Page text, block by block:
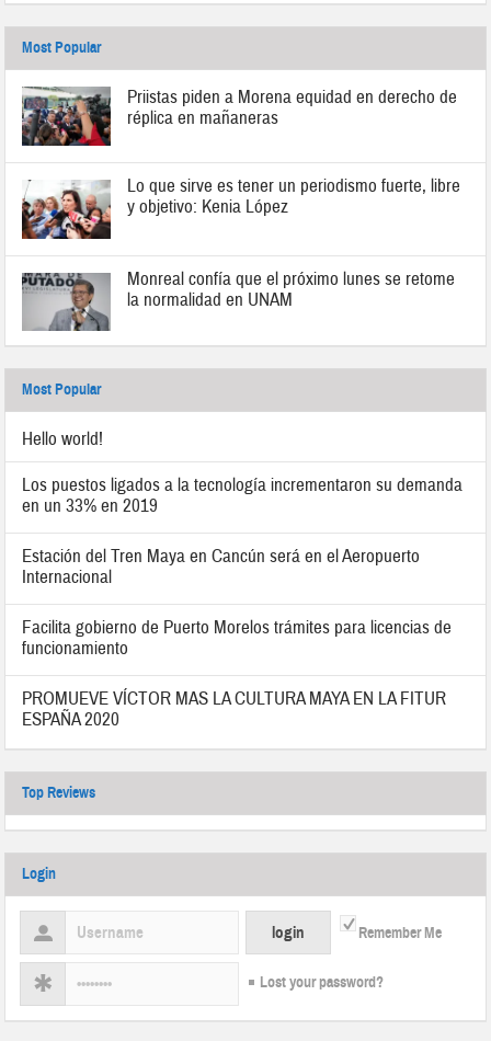
Most Popular
Priistas piden a Morena equidad en derecho de
réplica en mañaneras
Lo que sirve es tener un periodismo fuerte, libre
y objetivo: Kenia López
Monreal confía que el próximo lunes se retome
la normalidad en UNAM
Most Popular
Hello world!
Los puestos ligados a la tecnología incrementaron su demanda
en un 33% en 2019
Estación del Tren Maya en Cancún será en el Aeropuerto
Internacional
Facilita gobierno de Puerto Morelos trámites para licencias de
funcionamiento
PROMUEVE VÍCTOR MAS LA CULTURA MAYA EN LA FITUR
ESPAÑA 2020
Top Reviews
Login
Remember Me
Lost your password?